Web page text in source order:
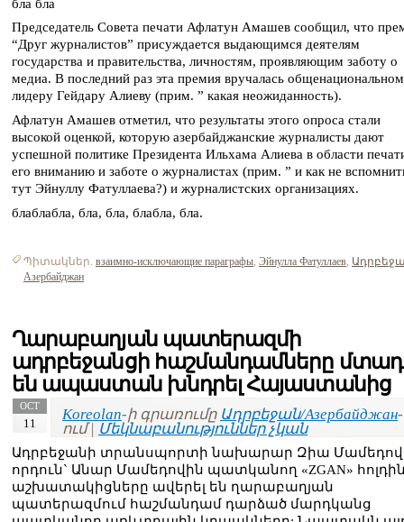
бла бла
Председатель Совета печати Афлатун Амашев сообщил, что
“Друг журналистов” присуждается выдающимся деятелям
государства и правительства, личностям, проявляющим заботу о
медиа. В последний раз эта премия вручалась
лидеру Гейдару Алиеву (прим. ” какая неожиданность).
Афлатун Амашев отметил, что результаты этого опроса стали
высокой оценкой, которую азербайджанские журналисты дают
успешной политике Президента Ильхама Алиева в области
его вниманию и заботе о журналистах (прим. ” и как не
тут Эйнуллу Фатуллаева?) и журналистских организациях.
блаблабла, бла, бла, блабла, бла.
Պիտակներ. взаимно-исключающие параграфы, Эйнулла Фатуллаев,
Азербайджан
Ղարաբաղյան պատերազմի
ադրբեջանցի հաշմանդամները
են ապաստան խնդրել Հայաստանից
OCT
11
Koreolan-ի գրառումը Ադրբեջան/Азербайджан-
ում | Մեկնաբանություններ չկան
Ադրբեջանի տրանսպորտի նախարար Զիա
որդուն` Անար Մամեդովին պատկանող «ZGAN»
աշխատակիցները ավերել են ղարաբաղյան
պատերազմում հաշմանդամ դարձած մարդկանց